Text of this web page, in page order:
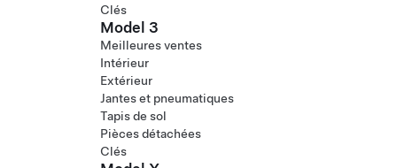
Clés
Model 3
Meilleures ventes
Intérieur
Extérieur
Jantes et pneumatiques
Tapis de sol
Pièces détachées
Clés